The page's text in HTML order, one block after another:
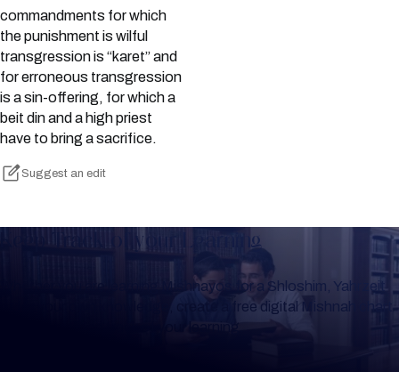
commandments for which
the punishment is wilful
transgression is “karet” and
for erroneous transgression
is a sin-offering, for which a
beit din and a high priest
have to bring a sacrifice.
Suggest an edit
Keep Track of your Learning
Whether you are learning Mishnayos for a Shloshim, Yahrzeit
or for your own knowledge, create a free digital Mishnah chart
to help you keep track of your learning.